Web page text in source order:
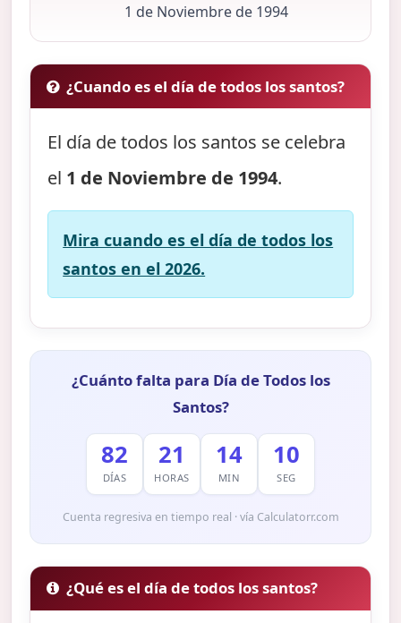
1 de Noviembre de 1994
¿Cuando es el día de todos los santos?
El día de todos los santos se celebra
el 1 de Noviembre de 1994.
Mira cuando es el día de todos los
santos en el 2026.
¿Cuánto falta para Día de Todos los
Santos?
82
DÍAS
21
HORAS
14
MIN
09
SEG
Cuenta regresiva en tiempo real · vía Calculatorr.com
¿Qué es el día de todos los santos?